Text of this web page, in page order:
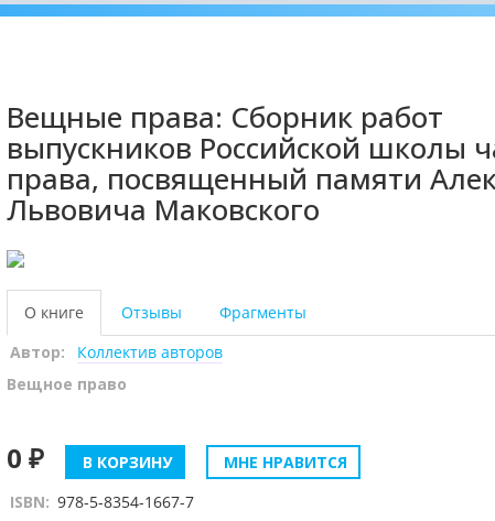
Вещные права: Сборник работ
выпускников Российской школы
права, посвященный памяти
Львовича Маковского
О книге Отзывы
Фрагменты
Автор:
Коллектив авторов
Вещное право
0 ₽ В КОРЗИНУ
МНЕ НРАВИТСЯ
ISBN: 978-5-8354-1667-7